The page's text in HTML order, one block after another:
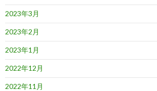
2023年3月
2023年2月
2023年1月
2022年12月
2022年11月